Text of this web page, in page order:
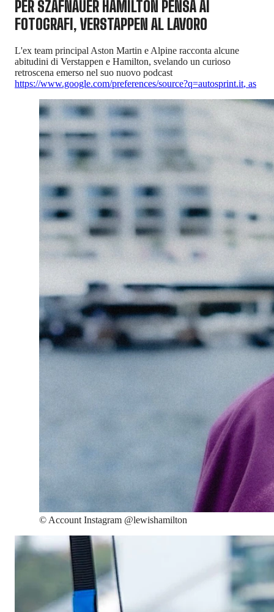
PER SZAFNAUER HAMILTON PENSA AI
FOTOGRAFI, VERSTAPPEN AL LAVORO
L'ex team principal Aston Martin e Alpine racconta alcune
abitudini di Verstappen e Hamilton, svelando un curioso
retroscena emerso nel suo nuovo podcast
https://www.google.com/preferences/source?q=autosprint.it, as
© Account Instagram @lewishamilton